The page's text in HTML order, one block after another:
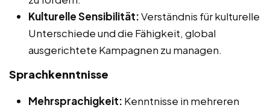
Kulturelle Sensibilität:Verständnis für kulturelle
Unterschiede und die Fähigkeit, global
ausgerichtete Kampagnen zu managen.
Sprachkenntnisse
Mehrsprachigkeit: Kenntnisse in mehreren